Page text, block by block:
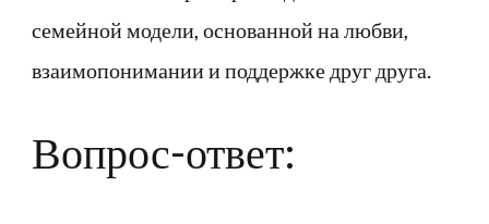
семейной модели, основанной на любви,
взаимопонимании и поддержке друг друга.
Вопрос-ответ: